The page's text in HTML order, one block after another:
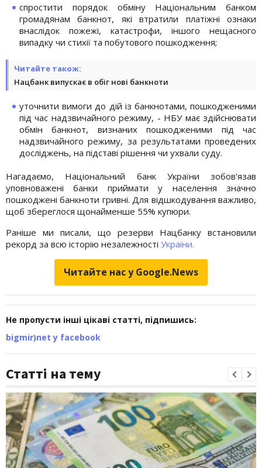
спростити порядок обміну Національним банком
громадянам банкнот, які втратили платіжні ознаки
внаслідок пожежі, катастрофи, іншого нещасного
випадку чи стихії та побутового пошкодження;
Читайте також:
Нацбанк випускає в обіг нові банкноти
уточнити вимоги до дій із банкнотами, пошкодженими
під час надзвичайного режиму, - НБУ має здійснювати
обмін банкнот, визнаних пошкодженими під час
надзвичайного режиму, за результатами проведених
досліджень, на підставі рішення чи ухвали суду.
Нагадаємо, Національний банк України зобов'язав
уповноважені банки приймати у населення значно
пошкоджені банкноти гривні. Для відшкодування важливо,
щоб збереглося щонайменше 55% купюри.
Раніше ми писали, що резерви Нацбанку встановили
рекорд за всю історію незалежності Украіни.
Читайте нас у Google.News
Не пропусти інші цікаві статті, підпишись:
bigmir)net у facebook
Статті на тему